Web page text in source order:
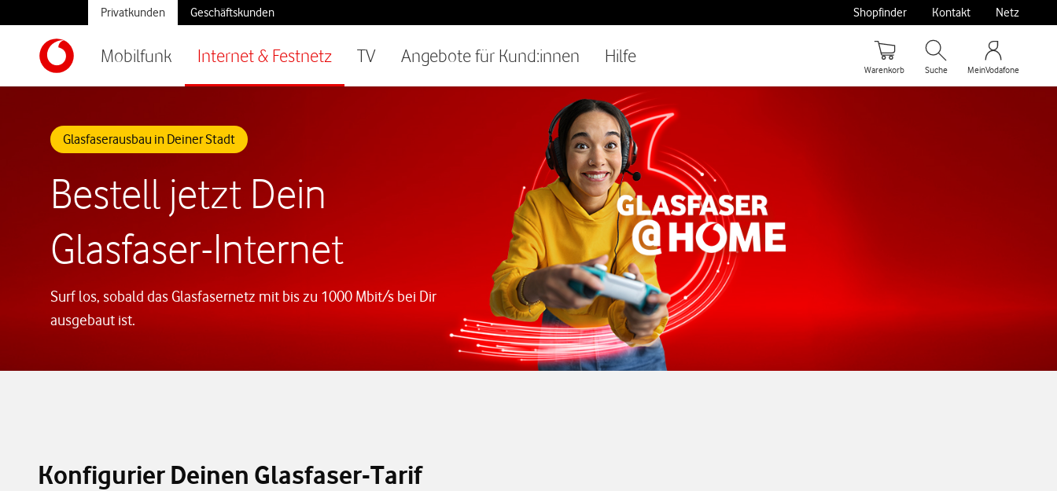
Mobilfunk Internet & Festnetz TV Angebote für Kund:innen Hilfe
Privatkunden Geschäftskunden Shopfinder Kontakt Netz
Warenkorb Suche MeinVodafone
Glasfaserausbau in Deiner Stadt
Bestell jetzt Dein
Glasfaser-Internet
Surf los, sobald das Glasfasernetz mit bis zu 1000 Mbit/s bei Dir
ausgebaut ist.
Konfigurier Deinen Glasfaser-Tarif